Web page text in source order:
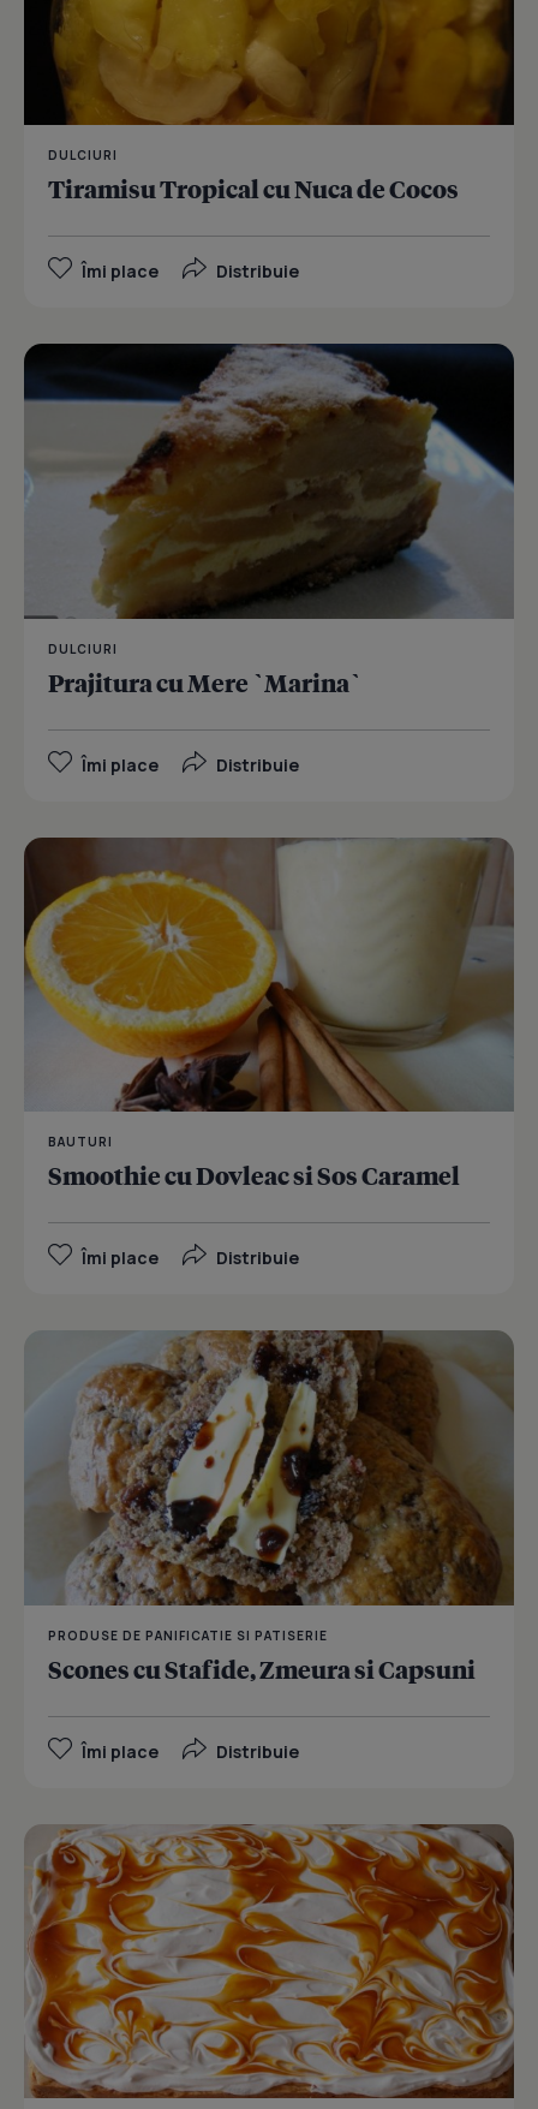
DULCIURI
Tiramisu Tropical cu Nuca de Cocos
Îmi place Distribuie
DULCIURI
Prajitura cu Mere `Marina`
Îmi place Distribuie
BAUTURI
Smoothie cu Dovleac si Sos Caramel
Îmi place Distribuie
PRODUSE DE PANIFICATIE SI PATISERIE
Scones cu Stafide, Zmeura si Capsuni
Îmi place Distribuie